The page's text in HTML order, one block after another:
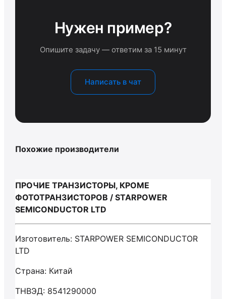
Нужен пример?
Опишите задачу — ответим за 15 минут
Написать в чат
Похожие производители
ПРОЧИЕ ТРАНЗИСТОРЫ, КРОМЕ
ФОТОТРАНЗИСТОРОВ / STARPOWER
SEMICONDUCTOR LTD
Изготовитель: STARPOWER SEMICONDUCTOR
LTD
Страна: Китай
ТНВЭД: 8541290000